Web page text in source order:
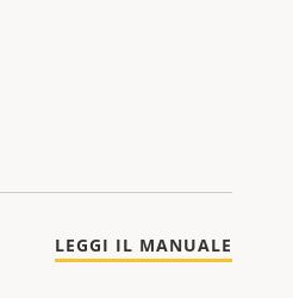
LEGGI IL MANUALE